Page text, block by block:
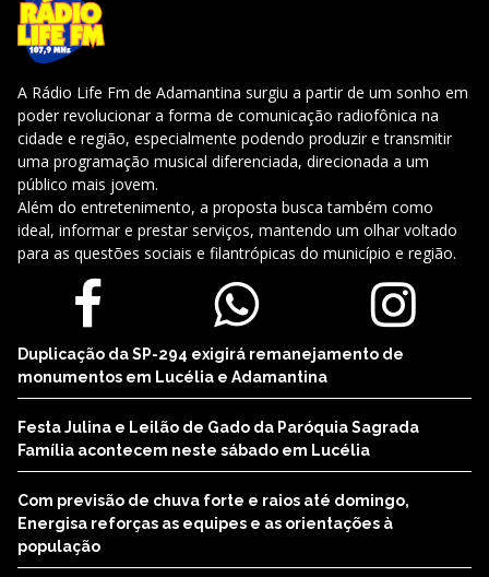
A Rádio Life Fm de Adamantina surgiu a partir de um sonho em
poder revolucionar a forma de comunicação radiofônica na
cidade e região, especialmente podendo produzir e transmitir
uma programação musical diferenciada, direcionada a um
público mais jovem.
Além do entretenimento, a proposta busca também como
ideal, informar e prestar serviços, mantendo um olhar voltado
para as questões sociais e filantrópicas do município e região.
Duplicação da SP-294 exigirá remanejamento de
monumentos em Lucélia e Adamantina
Festa Julina e Leilão de Gado da Paróquia Sagrada
Família acontecem neste sábado em Lucélia
Com previsão de chuva forte e raios até domingo,
Energisa reforças as equipes e as orientações à
população